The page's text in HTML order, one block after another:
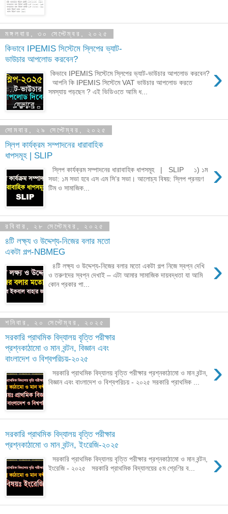
মঙ্গলবার, ৩০ সেপ্টেম্বর, ২০২৫
কিভাবে IPEMIS সিস্টেমে স্লিপের ভ্যাট-
ভাউচার আপলোড করবেন?
›
কিভাবে IPEMIS সিস্টেমে স্লিপের ভ্যাট-ভাউচার আপলোড করবেন?
আপনি কি IPEMIS সিস্টেমে VAT ভাউচার আপলোড করতে
সমস্যায় পড়ছেন ? এই ভিডিওতে আমি ধ...
সোমবার, ২৯ সেপ্টেম্বর, ২০২৫
স্লিপ কার্যক্রম সম্পাদনের ধারাবাহিক
ধাপসমূহ | SLIP
›
স্লিপ কার্যক্রম সম্পাদনের ধারাবাহিক ধাপসমূহ | SLIP ১) ১ম
সভা: ১ম সভা হবে এস এম সি’র সভা। আলোচ্য বিষয়: স্লিপ প্রনয়ণ
টিম ও সামাজিক...
রবিবার, ২৮ সেপ্টেম্বর, ২০২৫
৪টি লক্ষ্য ও উদ্দেশ্য-নিজের বলার মতো
একটা গল্প-NBMEG
›
৪টি লক্ষ্য ও উদ্দেশ্য-নিজের বলার মতো একটা গল্প নিজে স্বপ্ন দেখি
ও তরুণদের স্বপ্ন দেখাই – এটা আমার সামাজিক দায়বদ্ধতা যা আমি
কোন প্রকার পা...
শনিবার, ২০ সেপ্টেম্বর, ২০২৫
সরকারি প্রাথমিক বিদ্যালয় বৃত্তি পরীক্ষার
প্রশ্নকাঠামো ও মান বন্টন, বিজ্ঞান এবং
বাংলাদেশ ও বিশ্বপরিচয়-২০২৫
›
সরকারি প্রাথমিক বিদ্যালয় বৃত্তি পরীক্ষার প্রশ্নকাঠামো ও মান বন্টন,
বিজ্ঞান এবং বাংলাদেশ ও বিশ্বপরিচয় - ২০২৫ সরকারি প্রাথমিক ...
সরকারি প্রাথমিক বিদ্যালয় বৃত্তি পরীক্ষার
প্রশ্নকাঠামো ও মান বন্টন, ইংরেজি-২০২৫
›
সরকারি প্রাথমিক বিদ্যালয় বৃত্তি পরীক্ষার প্রশ্নকাঠামো ও মান বন্টন,
ইংরেজি - ২০২৫ সরকারি প্রাথমিক বিদ্যালয়ের ৫ম শ্রেণির ব...